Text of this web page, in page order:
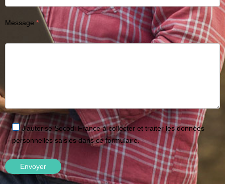
Message
J'autorise Secodi France à collecter et traiter les données
personnelles saisies dans ce formulaire.